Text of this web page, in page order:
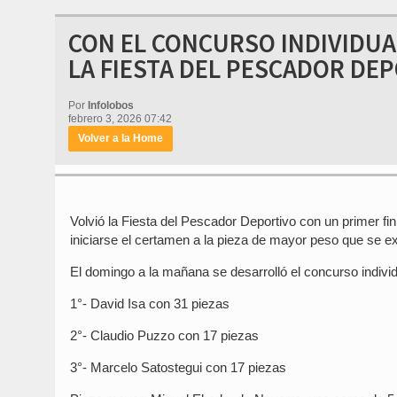
CON EL CONCURSO
LA FIESTA DEL PESCADOR
Por Infolobos
febrero 3, 2026 07:42
Volver a la Home
Volvió la Fiesta del Pescador Deportivo con un primer
iniciarse el certamen a la pieza de mayor peso que se
El domingo a la mañana se desarrolló el concurso
1°- David Isa con 31 piezas
2°- Claudio Puzzo con 17 piezas
3°- Marcelo Satostegui con 17 piezas